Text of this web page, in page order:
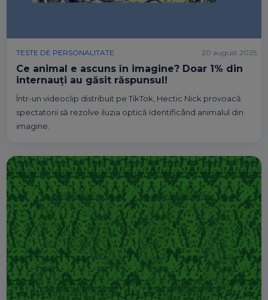
TESTE DE PERSONALITATE
Ce animal e ascuns în imagine? Doar 1% din
internauți au găsit răspunsul!
Într-un videoclip distribuit pe TikTok, Hectic Nick provoacă
spectatorii să rezolve iluzia optică identificând animalul din
imagine.
20 august 2025